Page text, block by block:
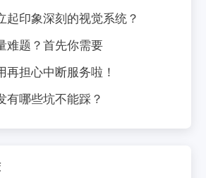
起印象深刻的视觉系统？
难题？首先你需要
再担心中断服务啦！
有哪些坑不能踩？